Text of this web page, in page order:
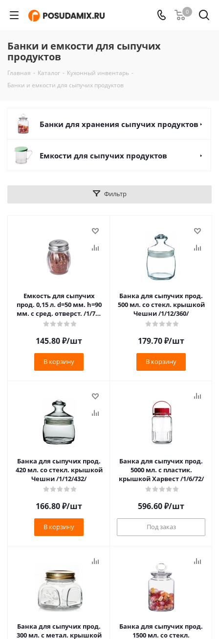
0
Банки и емкости для сыпучих
продуктов
Главная - Каталог - Кухонный инвентарь -
Банки и емкости для сыпучих продуктов
Банки для хранения сыпучих продуктов
Емкости для сыпучих продуктов
Фильтр
Емкость для сыпучих
прод. 0,15 л. d=50 мм. h=90
мм. с сред. отверст. /1/72/
(232) **
145.80₽/шт
В корзину
Банка для сыпучих прод.
500 мл. со стекл. крышкой
Чешни /1/12/360/
179.70₽/шт
В корзину
Банка для сыпучих прод.
420 мл. со стекл. крышкой
Чешни /1/12/432/
166.80₽/шт
В корзину
Банка для сыпучих прод.
5000 мл. с пластик.
крышкой Харвест /1/6/72/
596.60₽/шт
Под заказ
Банка для сыпучих прод.
300 мл. с метал. крышкой
Банка для сыпучих прод.
1500 мл. со стекл.